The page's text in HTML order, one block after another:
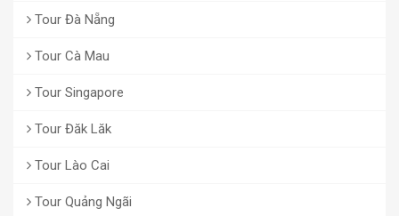
Tour Đà Nẵng
Tour Cà Mau
Tour Singapore
Tour Đăk Lăk
Tour Lào Cai
Tour Quảng Ngãi